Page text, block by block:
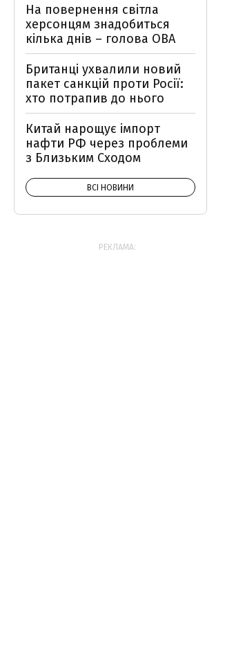
На повернення світла
херсонцям знадобиться
кілька днів – голова ОВА
Британці ухвалили новий
пакет санкцій проти Росії:
хто потрапив до нього
Китай нарощує імпорт
нафти РФ через проблеми
з Близьким Сходом
ВСІ НОВИНИ
РЕКЛАМА: